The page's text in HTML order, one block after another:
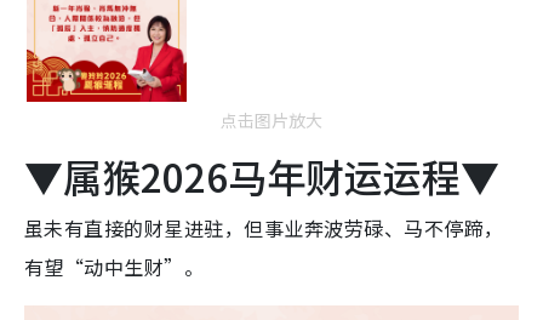
点击图片放大
▼属猴2026马年财运运程▼
虽未有直接的财星进驻，但事业奔波劳碌、马不停蹄，
有望“动中生财”。